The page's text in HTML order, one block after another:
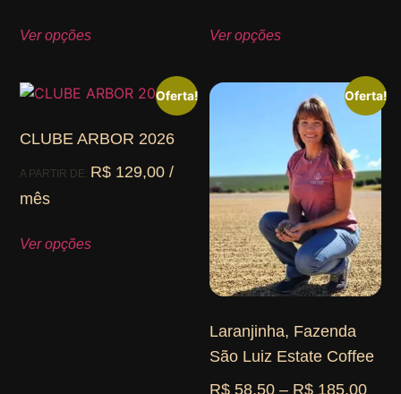
Ver opções Ver opções
Oferta!
CLUBE ARBOR 2026
A PARTIR DE: R$ 129,00 /
mês
Ver opções
Oferta!
Laranjinha, Fazenda
São Luiz Estate Coffee
R$ 58,50 – R$ 185,00